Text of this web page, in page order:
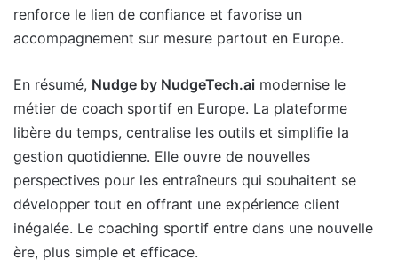
renforce le lien de confiance et favorise un
accompagnement sur mesure partout en Europe.
En résumé, Nudge by NudgeTech.ai modernise le
métier de coach sportif en Europe. La plateforme
libère du temps, centralise les outils et simplifie la
gestion quotidienne. Elle ouvre de nouvelles
perspectives pour les entraîneurs qui souhaitent se
développer tout en offrant une expérience client
inégalée. Le coaching sportif entre dans une nouvelle
ère, plus simple et efficace.